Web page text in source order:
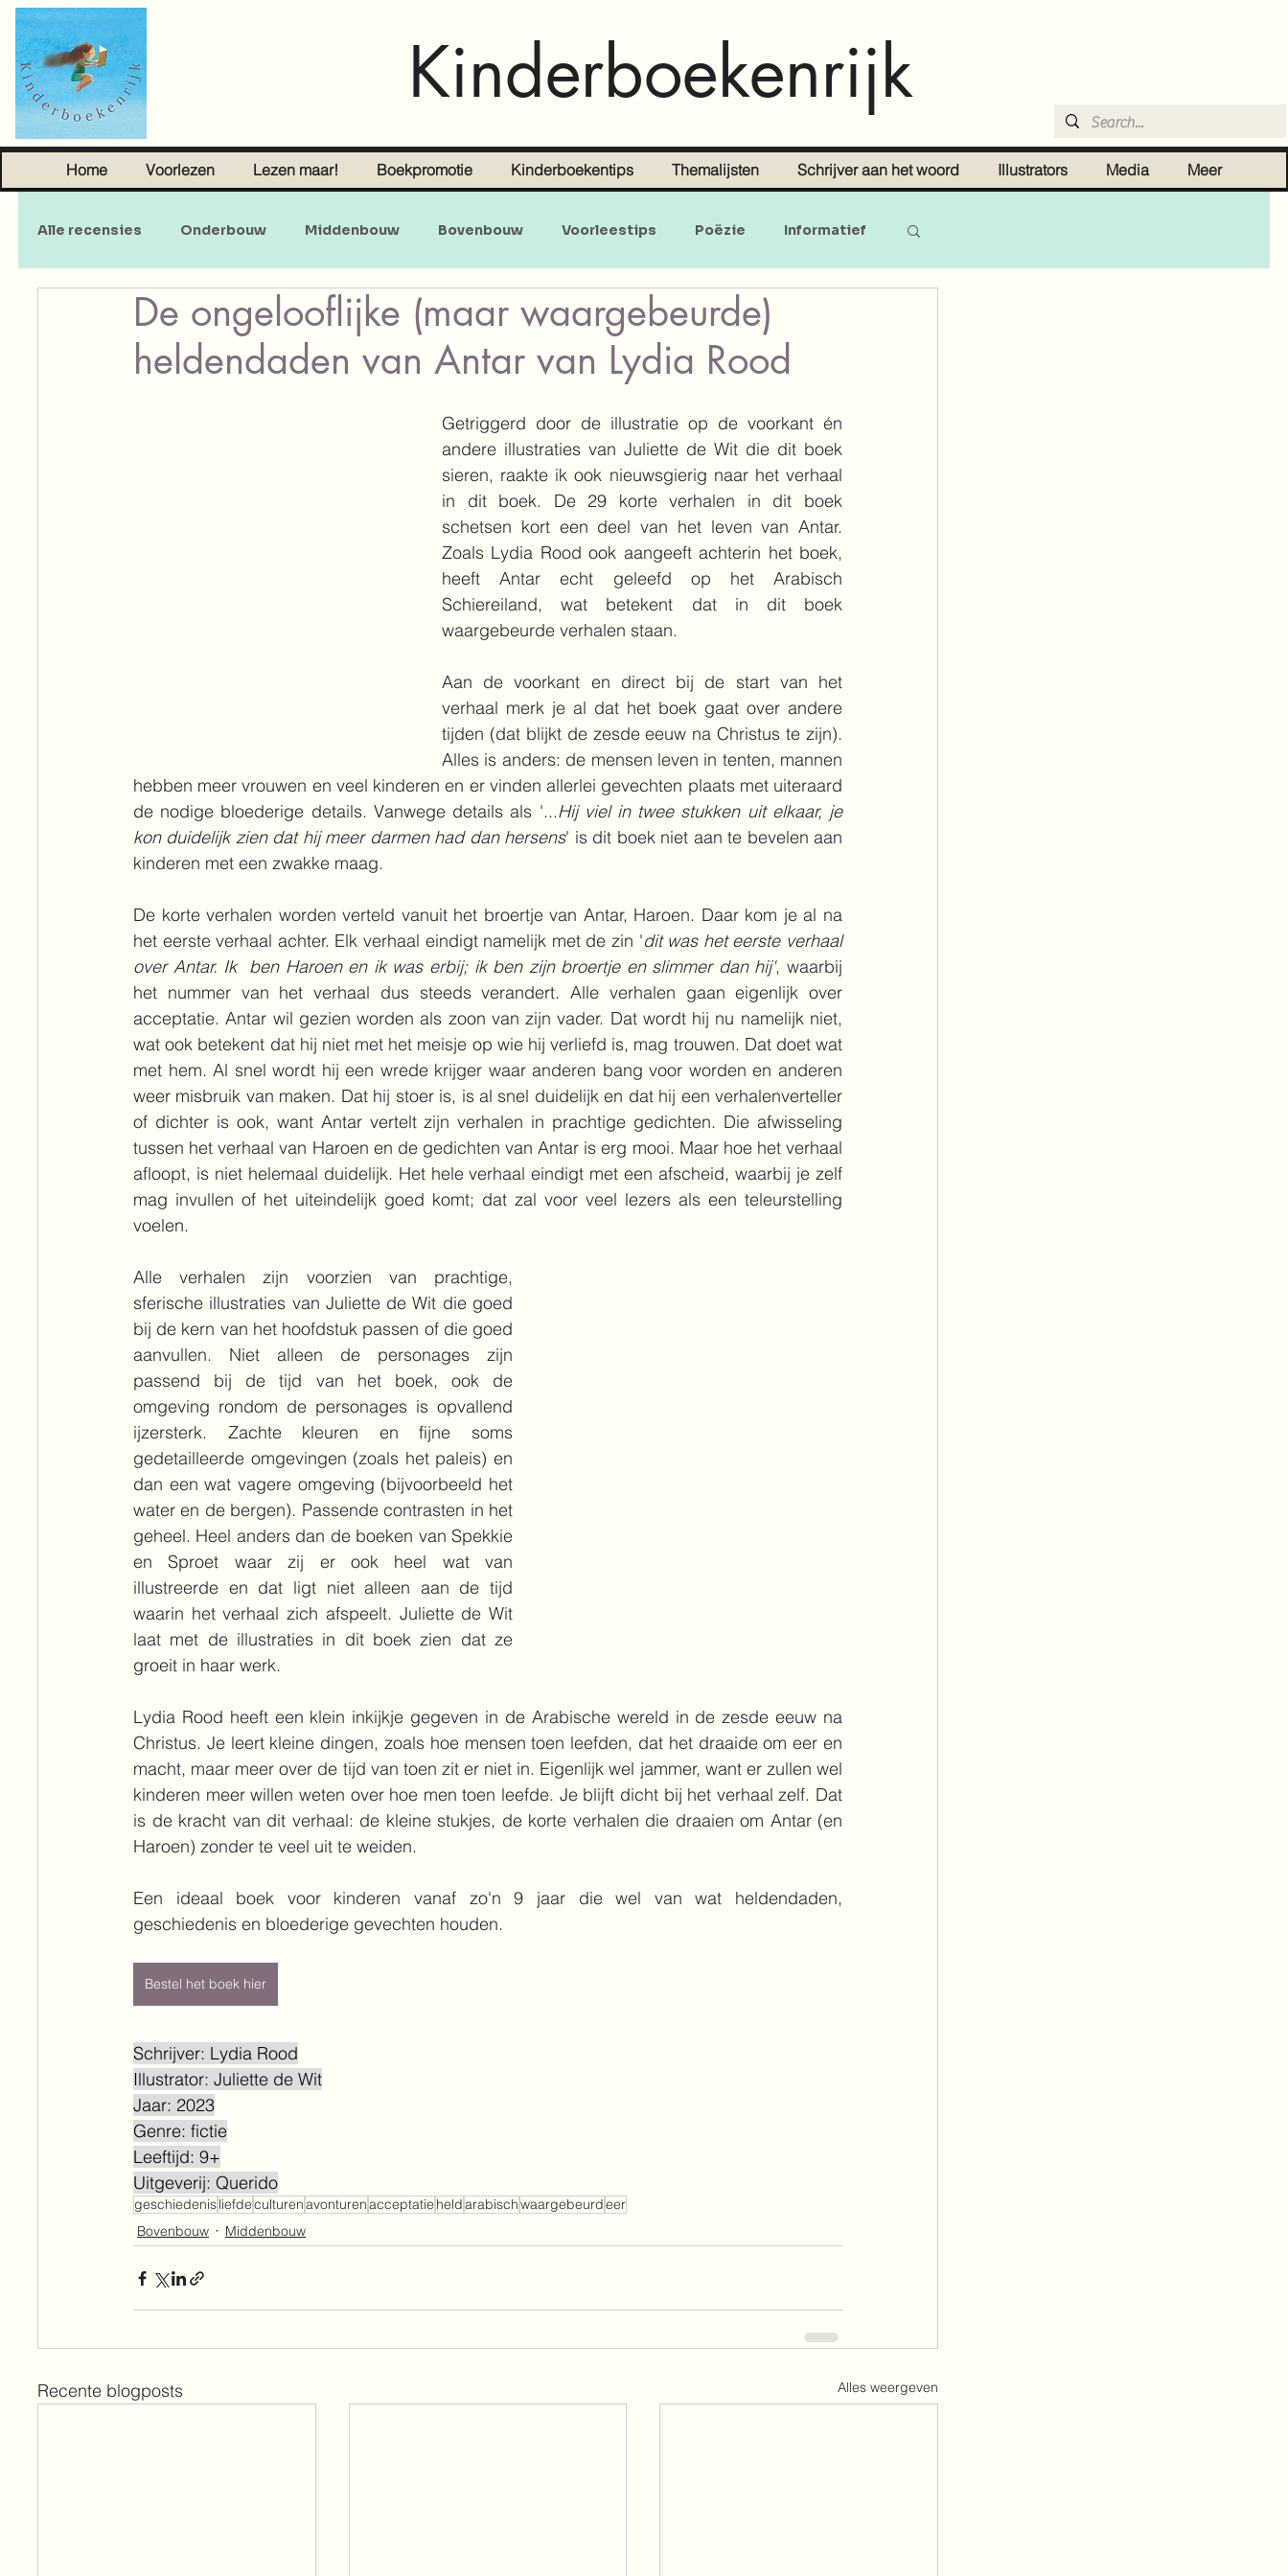
Kinderboekenrijk
Home Voorlezen Lezen maar! Boekpromotie Kinderboekentips Themalijsten Schrijver aan het woord Illustrators Media Meer
Alle recensies Onderbouw Middenbouw Bovenbouw Voorleestips Poëzie Informatief
Sprookjes Young Adult Volwassenen Doe-en zoekboeken Baby's en peuters
De ongelooflijke (maar waargebeurde)
heldendaden van Antar van Lydia Rood
Getriggerd door de illustratie op de voorkant én
andere illustraties van Juliette de Wit die dit boek
sieren, raakte ik ook nieuwsgierig naar het verhaal
in dit boek. De 29 korte verhalen in dit boek
schetsen kort een deel van het leven van Antar.
Zoals Lydia Rood ook aangeeft achterin het boek,
heeft Antar echt geleefd op het Arabisch
Schiereiland, wat betekent dat in dit boek
waargebeurde verhalen staan.
Aan de voorkant en direct bij de start van het
verhaal merk je al dat het boek gaat over andere
tijden (dat blijkt de zesde eeuw na Christus te zijn).
Alles is anders: de mensen leven in tenten, mannen
hebben meer vrouwen en veel kinderen en er vinden allerlei gevechten plaats met uiteraard
de nodige bloederige details. Vanwege details als '...Hij viel in twee stukken uit elkaar, je
kon duidelijk zien dat hij meer darmen had dan hersens' is dit boek niet aan te bevelen aan
kinderen met een zwakke maag.
De korte verhalen worden verteld vanuit het broertje van Antar, Haroen. Daar kom je al na
het eerste verhaal achter. Elk verhaal eindigt namelijk met de zin 'dit was het eerste verhaal
over Antar. Ik  ben Haroen en ik was erbij; ik ben zijn broertje en slimmer dan hij', waarbij
het nummer van het verhaal dus steeds verandert. Alle verhalen gaan eigenlijk over
acceptatie. Antar wil gezien worden als zoon van zijn vader. Dat wordt hij nu namelijk niet,
wat ook betekent dat hij niet met het meisje op wie hij verliefd is, mag trouwen. Dat doet wat
met hem. Al snel wordt hij een wrede krijger waar anderen bang voor worden en anderen
weer misbruik van maken. Dat hij stoer is, is al snel duidelijk en dat hij een verhalenverteller
of dichter is ook, want Antar vertelt zijn verhalen in prachtige gedichten. Die afwisseling
tussen het verhaal van Haroen en de gedichten van Antar is erg mooi. Maar hoe het verhaal
afloopt, is niet helemaal duidelijk. Het hele verhaal eindigt met een afscheid, waarbij je zelf
mag invullen of het uiteindelijk goed komt; dat zal voor veel lezers als een teleurstelling
voelen.
Alle verhalen zijn voorzien van prachtige,
sferische illustraties van Juliette de Wit die goed
bij de kern van het hoofdstuk passen of die goed
aanvullen. Niet alleen de personages zijn
passend bij de tijd van het boek, ook de
omgeving rondom de personages is opvallend
ijzersterk. Zachte kleuren en fijne soms
gedetailleerde omgevingen (zoals het paleis) en
dan een wat vagere omgeving (bijvoorbeeld het
water en de bergen). Passende contrasten in het
geheel. Heel anders dan de boeken van Spekkie
en Sproet waar zij er ook heel wat van
illustreerde en dat ligt niet alleen aan de tijd
waarin het verhaal zich afspeelt. Juliette de Wit
laat met de illustraties in dit boek zien dat ze
groeit in haar werk.
Lydia Rood heeft een klein inkijkje gegeven in de Arabische wereld in de zesde eeuw na
Christus. Je leert kleine dingen, zoals hoe mensen toen leefden, dat het draaide om eer en
macht, maar meer over de tijd van toen zit er niet in. Eigenlijk wel jammer, want er zullen wel
kinderen meer willen weten over hoe men toen leefde. Je blijft dicht bij het verhaal zelf. Dat
is de kracht van dit verhaal: de kleine stukjes, de korte verhalen die draaien om Antar (en
Haroen) zonder te veel uit te weiden.
Een ideaal boek voor kinderen vanaf zo'n 9 jaar die wel van wat heldendaden,
geschiedenis en bloederige gevechten houden.
Bestel het boek hier
Schrijver: Lydia Rood
Illustrator: Juliette de Wit
Jaar: 2023
Genre: fictie
Leeftijd: 9+
Uitgeverij: Querido
geschiedenisliefdeculturenavonturenacceptatie heldarabischwaargebeurdeer
Bovenbouw
Middenbouw
Recente blogposts Alles weergeven